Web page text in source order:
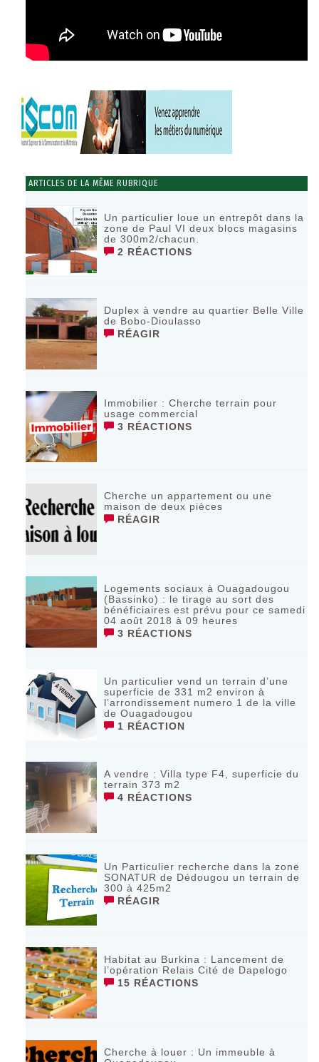
ARTICLES DE LA MÊME RUBRIQUE
Un particulier loue un entrepôt dans la
zone de Paul VI deux blocs magasins
de 300m2/chacun.
2 RÉACTIONS
Duplex à vendre au quartier Belle Ville
de Bobo-Dioulasso
RÉAGIR
Immobilier : Cherche terrain pour
usage commercial
3 RÉACTIONS
Cherche un appartement ou une
maison de deux pièces
RÉAGIR
Logements sociaux à Ouagadougou
(Bassinko) : le tirage au sort des
bénéficiaires est prévu pour ce samedi
04 août 2018 à 09 heures
3 RÉACTIONS
Un particulier vend un terrain d’une
superficie de 331 m2 environ à
l’arrondissement numero 1 de la ville
de Ouagadougou
1 RÉACTION
A vendre : Villa type F4, superficie du
terrain 373 m2
4 RÉACTIONS
Un Particulier recherche dans la zone
SONATUR de Dédougou un terrain de
300 à 425m2
RÉAGIR
Habitat au Burkina : Lancement de
l’opération Relais Cité de Dapelogo
15 RÉACTIONS
Cherche à louer : Un immeuble à